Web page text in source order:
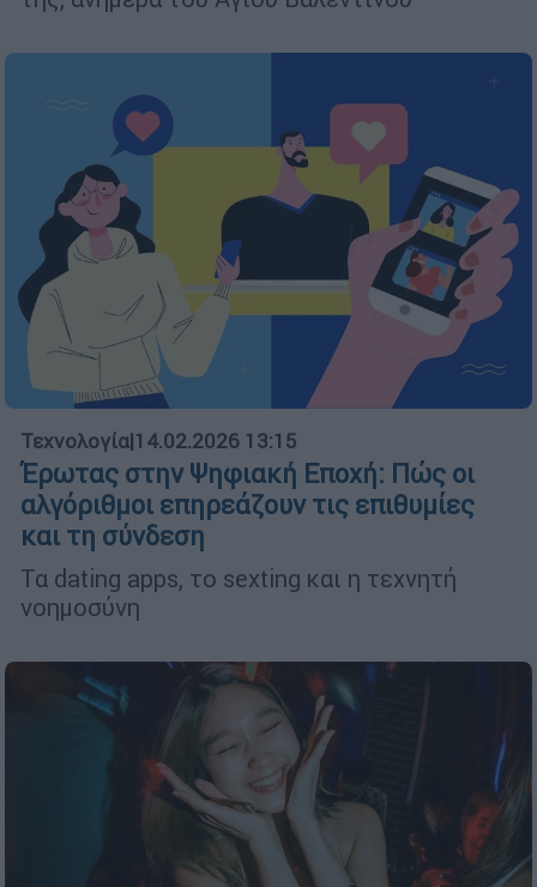
Τεχνολογία|14.02.2026 13:15
Έρωτας στην Ψηφιακή Εποχή: Πώς οι
αλγόριθμοι επηρεάζουν τις επιθυμίες
και τη σύνδεση
Τα dating apps, το sexting και η τεχνητή
νοημοσύνη